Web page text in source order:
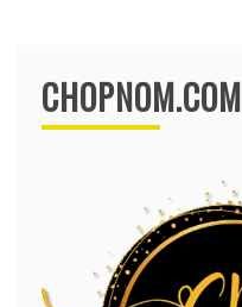
CHOPNOM.COM